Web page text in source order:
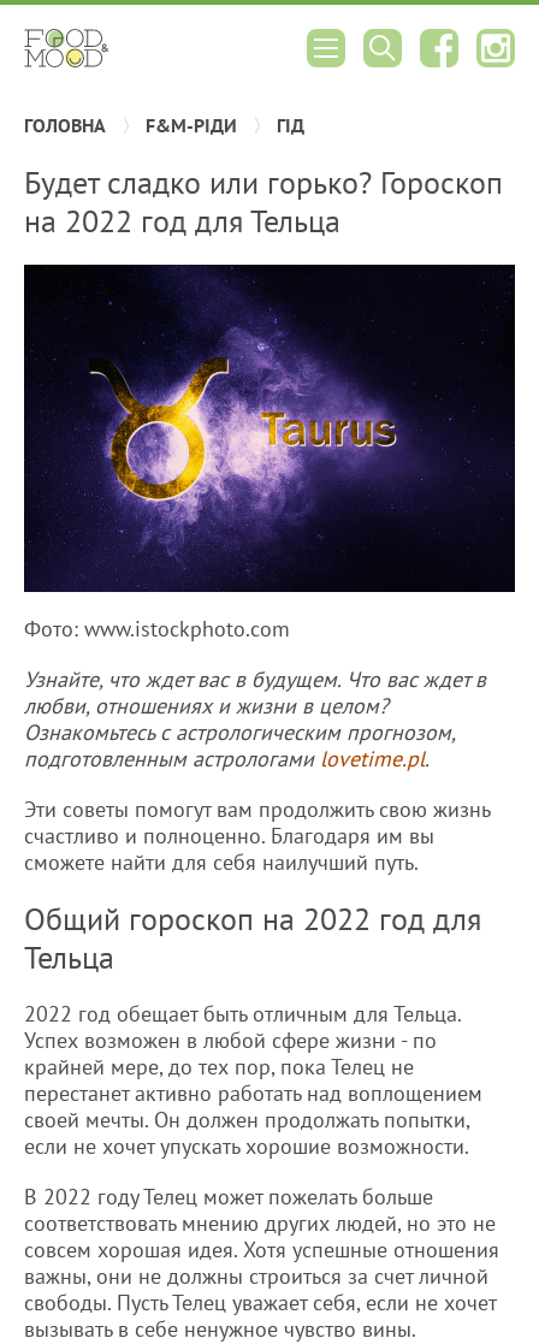
ГОЛОВНА F&M-РІДИ ГІД
Будет сладко или горько? Гороскоп
на 2022 год для Тельца
Фото: www.istockphoto.com
Узнайте, что ждет вас в будущем. Что вас ждет в
любви, отношениях и жизни в целом?
Ознакомьтесь с астрологическим прогнозом,
подготовленным астрологами lovetime.pl.
Эти советы помогут вам продолжить свою жизнь
счастливо и полноценно. Благодаря им вы
сможете найти для себя наилучший путь.
Общий гороскоп на 2022 год для
Тельца
2022 год обещает быть отличным для Тельца.
Успех возможен в любой сфере жизни - по
крайней мере, до тех пор, пока Телец не
перестанет активно работать над воплощением
своей мечты. Он должен продолжать попытки,
если не хочет упускать хорошие возможности.
В 2022 году Телец может пожелать больше
соответствовать мнению других людей, но это не
совсем хорошая идея. Хотя успешные отношения
важны, они не должны строиться за счет личной
свободы. Пусть Телец уважает себя, если не хочет
вызывать в себе ненужное чувство вины.